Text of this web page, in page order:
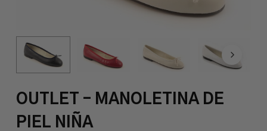
OUTLET – MANOLETINA DE
PIEL NIÑA